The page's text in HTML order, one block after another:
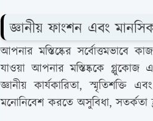
জ্ঞানীয় ফাংশন এবং
আপনার মস্তিষ্কের সর্বোত্তমভাবে
যাওয়া আপনার মস্তিষ্ককে গ্লুকোজ
জ্ঞানীয় কার্যকারিতা,
মনোনিবেশ করতে অসুবিধা,